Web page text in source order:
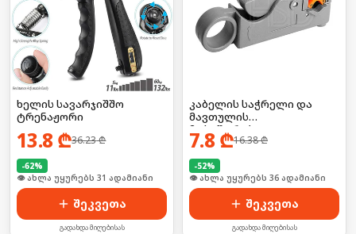
ხელის სავარჯიშშო
ტრენაჟორი
13.8 ₾36.23₾
-62%
🛒 ბოლო 24სთ-ში იყიდა 41-მა
შეკვეთა
გადახდა მიღებისას
კაბელის საჭრელი და
მავთულის
მოსაშორებელი
7.8 ₾16.38₾
-52%
🛒 ბოლო 24სთ-ში იყიდა 48-მა
შეკვეთა
გადახდა მიღებისას